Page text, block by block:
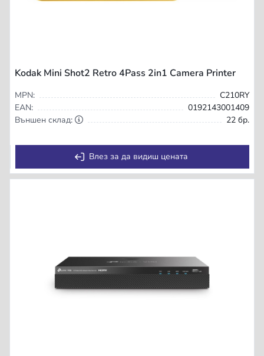
Kodak Mini Shot2 Retro 4Pass 2in1 Camera Printer
MPN:
C210RY
EAN:
0192143001409
Външен склад:
22 бр.
Влез за да видиш цената